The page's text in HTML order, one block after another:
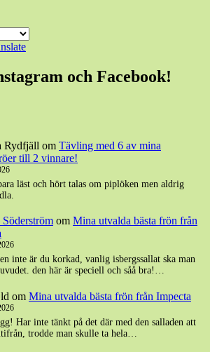
och Facebook!
Rydfjäll om Tävling med 6 av mina
till 2 vinnare!
läst och hört talas om piplöken men aldrig
om Mina utvalda bästa frön från
inte är du korkad, vanlig isbergssallat ska man
den här är speciell och såå bra!…
om Mina utvalda bästa frön från Impecta
Har inte tänkt på det där med den salladen att
trodde man skulle ta hela…